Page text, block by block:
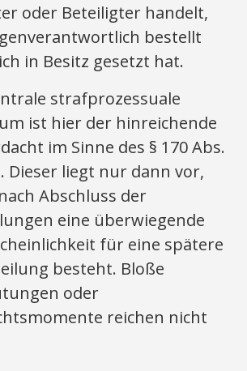
oder Beteiligter handelt,
bestellt
in Besitz gesetzt hat.
strafprozessuale
ist hier der hinreichende
im Sinne des § 170 Abs.
Dieser liegt nur dann vor,
Abschluss der
eine überwiegende
für eine spätere
besteht. Bloße
oder
reichen nicht